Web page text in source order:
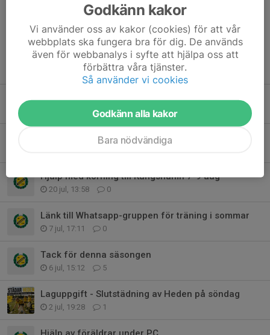
Tidigare nyheter
Program för Kungshamn
0
Körschema och slutinfo Kungshamn
Hjälp med körning till Kungshamn 7-9 aug
20 jul, 13:58 0
Länk till Whatsapp-gruppen för träning i sommar
7 jul, 17:11 0
Tack för denna säsongen
6 jul, 15:12 5
Laguppgift - Slutstädning av Heden på söndag
2 jul, 19:28 1
Godkänn kakor
Vi använder oss av kakor (cookies) för att vår
webbplats ska fungera bra för dig. De används
även för webbanalys i syfte att hjälpa oss att
förbättra våra tjänster.
Så använder vi cookies
Godkänn alla kakor
Bara nödvändiga